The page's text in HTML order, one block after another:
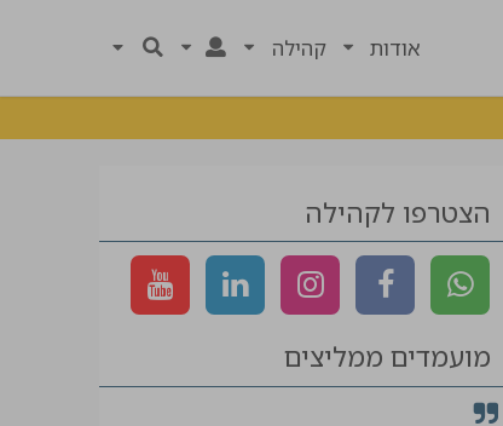
אודות קהילה
הצטרפו לקהילה
מועמדים ממליצים